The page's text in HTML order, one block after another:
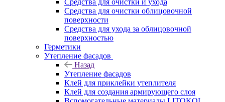
Средства для очистки и ухода
Средства для очистки облицовочной
поверхности
Средства для ухода за облицовочной
поверхностью
Герметики
Утепление фасадов
Назад
Утепление фасадов
Клей для приклейки утеплителя
Клей для создания армирующего слоя